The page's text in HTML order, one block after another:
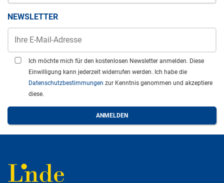
NEWSLETTER
Ich möchte mich für den kostenlosen Newsletter anmelden. Diese
Einwilligung kann jederzeit widerrufen werden. Ich habe die
Datenschutzbestimmungen zur Kenntnis genommen und akzeptiere
diese.